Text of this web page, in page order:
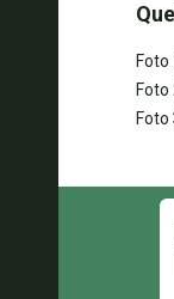
Foto
Foto
Foto